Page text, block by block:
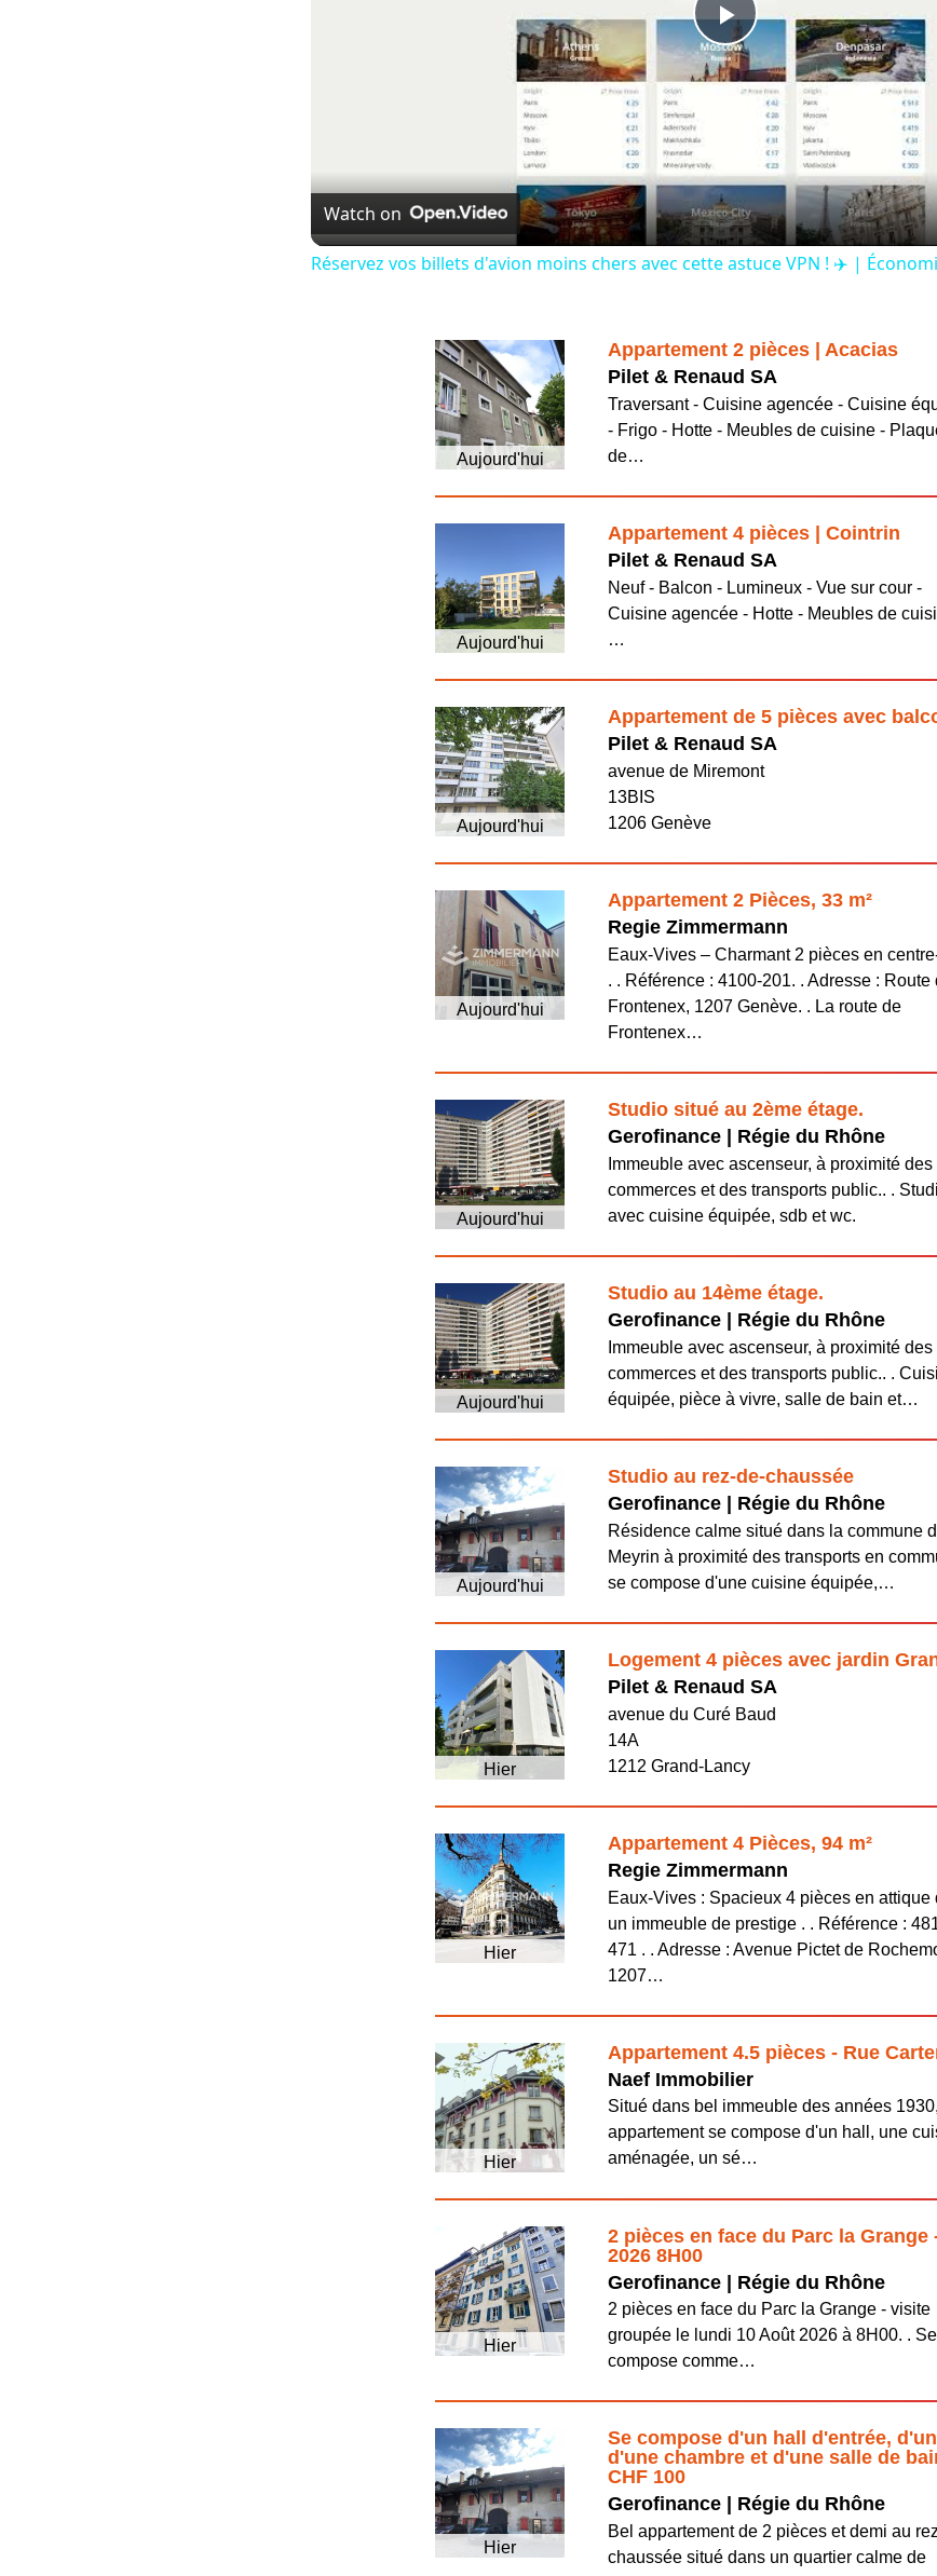
Play
Video
Watch on
Réservez vos billets d'avion moins chers avec cette astuce VPN ! ✈️ |
Appartement 2 pièces | Acacias
Aujourd'hui
Pilet & Renaud SA
Traversant - Cuisine agencée - Cuisine
- Frigo - Hotte - Meubles de cuisine -
de…
Appartement 4 pièces | Cointrin
Aujourd'hui
Pilet & Renaud SA
Neuf - Balcon - Lumineux - Vue sur cour -
Cuisine agencée - Hotte - Meubles de
…
Appartement de 5 pièces avec
Aujourd'hui
Pilet & Renaud SA
avenue de Miremont
13BIS
1206 Genève
Appartement 2 Pièces, 33 m²
Aujourd'hui
Regie Zimmermann
Eaux-Vives – Charmant 2 pièces en
. . Référence : 4100-201. . Adresse : Route
Frontenex, 1207 Genève. . La route de
Frontenex…
Studio situé au 2ème étage.
Aujourd'hui
Gerofinance | Régie du Rhône
Immeuble avec ascenseur, à proximité des
commerces et des transports public.. .
avec cuisine équipée, sdb et wc.
Studio au 14ème étage.
Aujourd'hui
Gerofinance | Régie du Rhône
Immeuble avec ascenseur, à proximité des
commerces et des transports public.. .
équipée, pièce à vivre, salle de bain et…
Studio au rez-de-chaussée
Aujourd'hui
Gerofinance | Régie du Rhône
Résidence calme situé dans la commune
Meyrin à proximité des transports en
se compose d'une cuisine équipée,…
Logement 4 pièces avec jardin
Hier
Pilet & Renaud SA
avenue du Curé Baud
14A
1212 Grand-Lancy
Appartement 4 Pièces, 94 m²
Hier
Regie Zimmermann
Eaux-Vives : Spacieux 4 pièces en attique
un immeuble de prestige . . Référence :
471 . . Adresse : Avenue Pictet de
1207…
Appartement 4.5 pièces - Rue
Hier
Naef Immobilier
Situé dans bel immeuble des années
appartement se compose d'un hall, une
aménagée, un sé…
2 pièces en face du Parc la
2026 8H00
Hier
Gerofinance | Régie du Rhône
2 pièces en face du Parc la Grange - visite
groupée le lundi 10 Août 2026 à 8H00. . Se
compose comme…
Se compose d'un hall d'entrée,
d'une chambre et d'une salle de
CHF 100
Hier
Gerofinance | Régie du Rhône
Bel appartement de 2 pièces et demi au
chaussée situé dans un quartier calme de